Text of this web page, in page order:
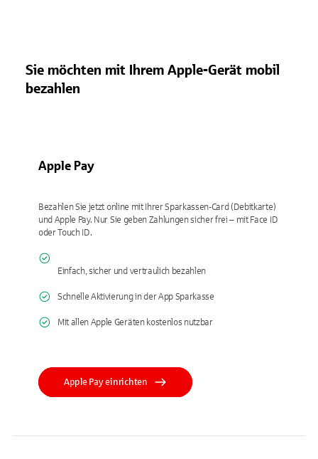
Sie möchten mit Ihrem Apple-Gerät mobil
bezahlen
Apple Pay
Bezahlen Sie jetzt online mit Ihrer Sparkassen-Card (Debitkarte)
und Apple Pay. Nur Sie geben Zahlungen sicher frei – mit Face ID
oder Touch ID.
Einfach, sicher und vertraulich bezahlen
Schnelle Aktivierung in der App Sparkasse
Mit allen Apple Geräten kostenlos nutzbar
Apple Pay einrichten